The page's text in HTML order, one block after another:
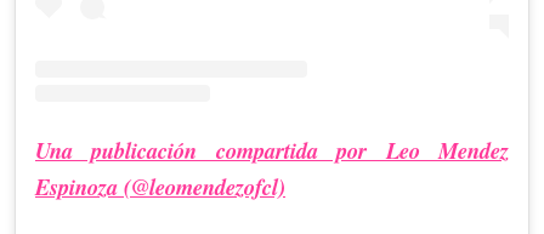
Una publicación compartida por Leo Mendez
Espinoza (@leomendezofcl)